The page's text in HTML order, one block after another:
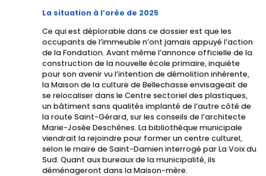
La situation à l’orée de 2025
Ce qui est déplorable dans ce dossier est que les
occupants de l’immeuble n’ont jamais appuyé l’action
de la Fondation. Avant même l’annonce officielle de la
construction de la nouvelle école primaire, inquiète
pour son avenir vu l’intention de démolition inhérente,
la Maison de la culture de Bellechasse envisageait de
se relocaliser dans le Centre sectoriel des plastiques,
un bâtiment sans qualités implanté de l’autre côté de
la route Saint-Gérard, sur les conseils de l’architecte
Marie-Josée Deschênes. La bibliothèque municipale
viendrait la rejoindre pour former un centre culturel,
selon le maire de Saint-Damien interrogé par La Voix du
Sud. Quant aux bureaux de la municipalité, ils
déménageront dans la Maison-mère.